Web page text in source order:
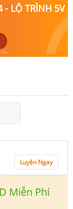
- LỘ TRÌNH 5V
Luyện Ngay
Miễn Phí